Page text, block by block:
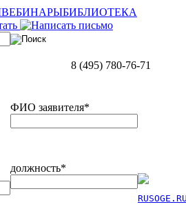
ВЕБИНАРЫБИБЛИОТЕКА
8 (495) 780-76-71
ФИО заявителя*
должность*